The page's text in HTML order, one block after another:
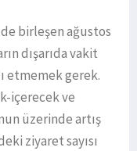
birleşen ağustos
dışarıda vakit
etmemek gerek.
içerecek ve
üzerinde artış
ziyaret sayısı